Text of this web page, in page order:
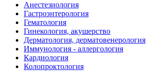
Анестезиология
Гастроэнтерология
Гематология
Гинекология, акушерство
Дерматология, дерматовенерология
Иммунология - аллергология
Кардиология
Колопроктология